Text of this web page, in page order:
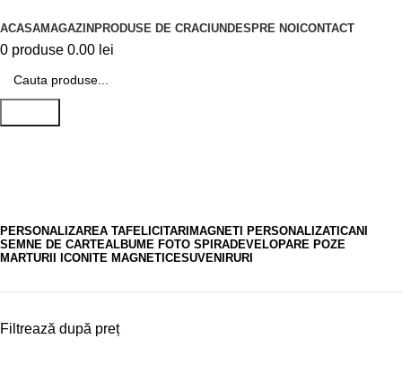
ACASAMAGAZINPRODUSE DE CRACIUNDESPRE NOICONTACT
0 produse 0.00 lei
PERSONALIZAREA TAFELICITARIMAGNETI PERSONALIZATICANI
SEMNE DE CARTEALBUME FOTO SPIRADEVELOPARE POZE
MARTURII ICONITE MAGNETICESUVENIRURI
Filtrează după preț